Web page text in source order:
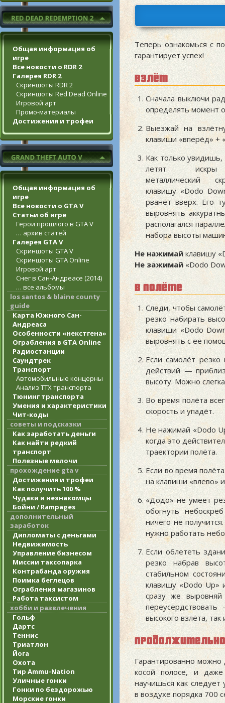
Общая информация об
игре
Все новости о RDR 2
Галерея RDR 2
Скриншоты RDR 2
Скриншоты Red Dead Online
Игровой арт
Промо-материалы
Достижения и трофеи
Общая информация об
игре
Все новости о GTA V
Статьи об игре
Герои прошлого в GTA V
… архив статей
Галерея GTA V
Скриншоты GTA V
Скриншоты GTA Online
Игровой арт
Снег в Сан-Андреасе (2014)
… все альбомы
los santos & blaine county
guide
Карта Южного Сан-
Андреаса
Особенности «некстгена»
Ограбления в GTA Online
Радиостанции
Саундтрек
Транспорт
Автомобильные концерны
Анализ ТТХ транспорта
Тюнинг транспорта
Умения и характеристики
Чит-коды
советы и подсказки
Как заработать деньги
Как найти редкий
транспорт
Полезные мелочи
прохождение gta v
Достижения и трофеи
Как получить 100 %
Чудаки и незнакомцы
Бойни / Rampages
дополнительный
заработок
Дипломаты с деньгами
Недвижимость
Управление бизнесом
Миссии таксопарка
Контрабанда оружия
Поимка беглецов
Ограбления магазинов
Работа таксистом
хобби и развлечения
Гольф
Дартс
Теннис
Триатлон
Йога
Охота
Тир Ammu-Nation
Уличные гонки
Гонки по бездорожью
Морские гонки
Теперь ознакомься с
гарантирует успех!
взлёт
Сначала выключи
определять момент
Выезжай на
клавиши «вперёд» +
Как только
летят искры
металлический
клавишу «Dodo
рванёт вверх. Его
выровнять
располагался
набора высоты
Не нажимайклавишу
Не зажимай«Dodo
в полёте
Следи, чтобы
резко набирать
клавиши «Dodo
выровнять с её
Если самолёт
действий —
высоту. Можно
Во время полёта
скорость и упадёт.
Не нажимай «Dodo
когда это
траектории полёта.
Если во время
на клавиши «влево»
«Додо» не умеет
обогнуть
ничего не
нужно работать
Если облететь
резко набрав
стабильном
клавишу «Dodo Up»
сразу же
высокого взлёта,
Гарантированно можно
косой полосе, и
научишься как
в воздухе порядка 700